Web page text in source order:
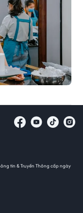
tin & Truyền Thông cấp ngày